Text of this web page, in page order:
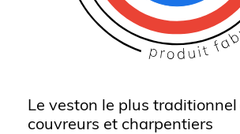
Le veston le plus traditionnel
couvreurs et charpentiers